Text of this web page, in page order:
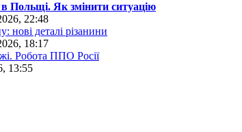
Польщі. Як змінити ситуацію
22:48
нові деталі різанини
18:17
Робота ППО Росії
13:55